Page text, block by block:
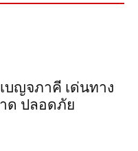
บญจ​ภาคี​ เด่นทาง
ด​ ปลอดภัย​